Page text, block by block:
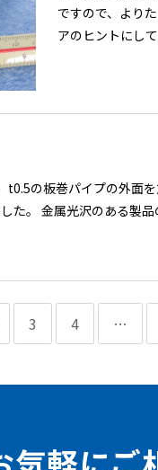
ですので、より
アのヒントにし
の板巻パイプの外面
た。 金属光沢のある製
3 4 …